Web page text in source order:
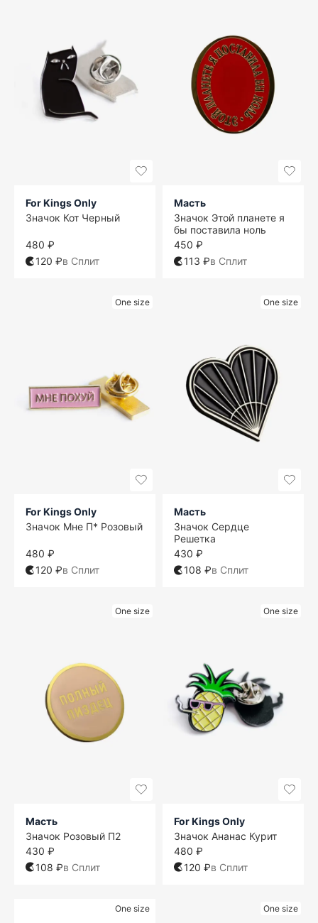
For Kings Only
Значок Кот Черный
480 ₽
120 ₽в Сплит
Масть
Значок Этой планете я
бы поставила ноль
450 ₽
113 ₽в Сплит
One size
For Kings Only
Значок Мне П* Розовый
480 ₽
120 ₽в Сплит
One size
Масть
Значок Сердце
Решетка
430 ₽
108 ₽в Сплит
One size
Масть
Значок Розовый П2
430 ₽
108 ₽в Сплит
One size
For Kings Only
Значок Ананас Курит
480 ₽
120 ₽в Сплит
One size One size